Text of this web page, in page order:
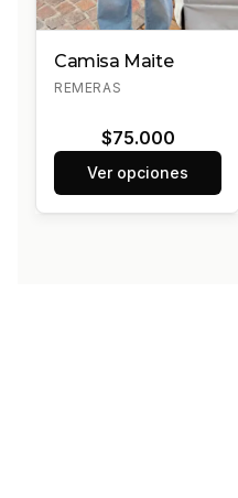
Camisa Maite
REMERAS
$75.000
Ver opciones